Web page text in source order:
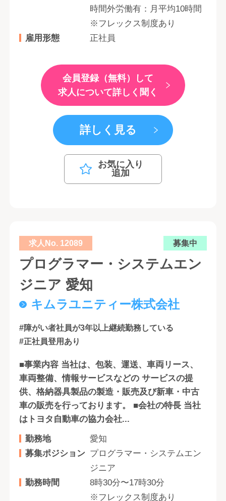
時間外労働有：月平均10時間
※フレックス制度あり
雇用形態
正社員
会員登録（無料）して
求人について詳しく聞く
詳しく見る
お気に入り
追加
求人No. 12089 募集中
プログラマー・システムエン
ジニア 愛知
キムラユニティー株式会社
#障がい者社員が3年以上継続勤務している
#正社員登用あり
■事業内容 当社は、包装、運送、車両リース、
車両整備、情報サービスなどの サービスの提
供、格納器具製品の製造・販売及び新車・中古
車の販売を行っております。 ■会社の特長 当社
はトヨタ自動車の協力会社...
勤務地
愛知
募集ポジション プログラマー・システムエン
ジニア
勤務時間
8時30分〜17時30分
※フレックス制度あり